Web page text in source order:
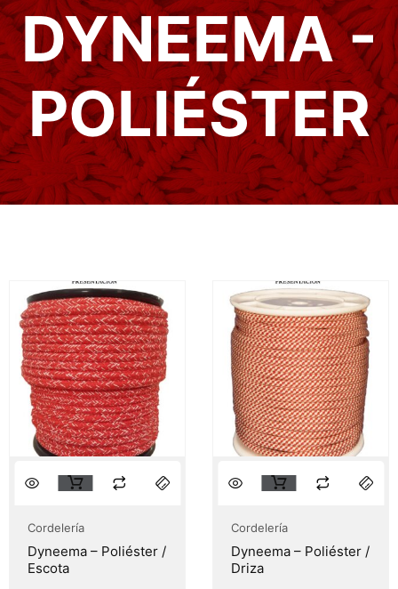
DYNEEMA -
POLIÉSTER
Cordelería
Dyneema – Poliéster /
Escota
Cordelería
Dyneema – Poliéster /
Driza